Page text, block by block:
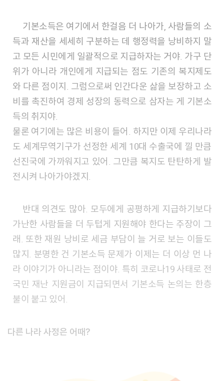
기본소득은 여기에서 한걸음 더 나아가, 사람들의 소
득과 재산을 세세히 구분하는 데 행정력을 낭비하지 말
고 모든 시민에게 일괄적으로 지급하자는 거야. 가구 단
위가 아니라 개인에게 지급되는 점도 기존의 복지제도
와 다른 점이지. 그럼으로써 인간다운 삶을 보장하고 소
비를 촉진하여 경제 성장의 동력으로 삼자는 게 기본소
득의 취지야.
물론 여기에는 많은 비용이 들어. 하지만 이제 우리나라
도 세계무역기구가 선정한 세계 10대 수출국에 낄 만큼
선진국에 가까워지고 있어. 그만큼 복지도 탄탄하게 발
전시켜 나아가야겠지.
반대 의견도 많아. 모두에게 공평하게 지급하기보다
가난한 사람들을 더 두텁게 지원해야 한다는 주장이 그
래. 또한 재원 낭비로 세금 부담이 늘 거로 보는 이들도
많지. 분명한 건 기본소득 문제가 이제는 더 이상 먼 나
라 이야기가 아니라는 점이야. 특히 코로나19 사태로 전
국민 재난 지원금이 지급되면서 기본소득 논의는 한층
불이 붙고 있어.
다른 나라 사정은 어때?